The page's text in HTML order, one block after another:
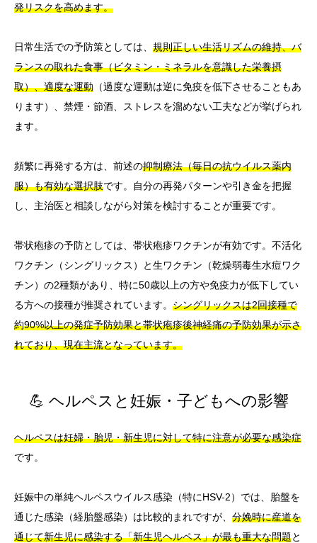
発リスクを高めます。
日常生活での予防策としては、 規則正しい生活リズムの維持、バ
ランスの取れた食事（ビタミン・ミネラルを意識した栄養摂
取）、適度な運動 （過度な運動は逆に免疫を低下させることもあ
ります）、禁煙・節酒、ストレスを溜めない工夫などが挙げられ
ます。
頻繁に再発する方は、前述の抑制療法（毎日の抗ウイルス薬内
服）も有効な選択肢です。自分の再発パターンや引き金を把握
し、主治医と相談しながら対策を検討することが重要です。
帯状疱疹の予防としては、帯状疱疹ワクチンが有効です。不活化
ワクチン（シングリックス）と生ワクチン（乾燥弱毒生水痘ワク
チン）の2種類があり、特に50歳以上の方や免疫力が低下してい
る方への接種が推奨されています。 シングリックスは2回接種で
約90%以上の発症予防効果と帯状疱疹後神経痛の予防効果が示さ
れており、現在主流となっています。
💪 ヘルペスと妊娠・子どもへの影響
ヘルペスは妊婦・胎児・新生児に対して特に注意が必要な感染症
です。
妊娠中の単純ヘルペスウイルス感染（特にHSV-2）では、胎盤を
通じた感染（経胎盤感染）は比較的まれですが、 分娩時に産道を
通じて新生児に感染する「新生児ヘルペス」が最も重大な問題と